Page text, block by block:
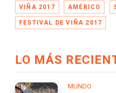
VIÑA 2017 AMÉRICO
FESTIVAL DE VIÑA 2017
LO MÁS
MUNDO